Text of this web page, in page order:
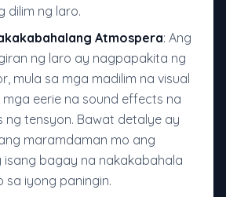
dilim ng laro.
Atmospera: Ang
ng laro ay nagpapakita ng
mula sa mga madilim na visual
eerie na sound effects na
tensyon. Bawat detalye ay
maramdaman mo ang
isang bagay na nakakabahala
iyong paningin.